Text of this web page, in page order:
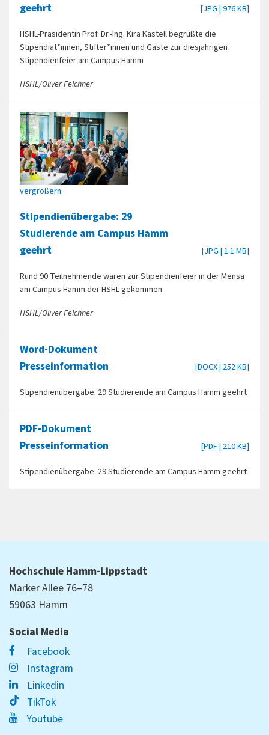
geehrt
[JPG | 976 KB]
HSHL-Präsidentin Prof. Dr.-Ing. Kira Kastell begrüßte die
Stipendiat*innen, Stifter*innen und Gäste zur diesjährigen
Stipendienfeier am Campus Hamm
HSHL/Oliver Felchner
vergrößern
Stipendienübergabe: 29
Studierende am Campus Hamm
geehrt
[JPG | 1.1 MB]
Rund 90 Teilnehmende waren zur Stipendienfeier in der Mensa
am Campus Hamm der HSHL gekommen
HSHL/Oliver Felchner
Word-Dokument
Presseinformation
[DOCX | 252 KB]
Stipendienübergabe: 29 Studierende am Campus Hamm geehrt
PDF-Dokument
Presseinformation
[PDF | 210 KB]
Stipendienübergabe: 29 Studierende am Campus Hamm geehrt
Hochschule Hamm-Lippstadt
Marker Allee 76–78
59063 Hamm
Social Media
Facebook
Instagram
Linkedin
TikTok
Youtube